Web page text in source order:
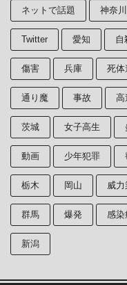
ネットで話題 神奈川
Twitter 愛知 自
傷害 兵庫 死体
通り魔 事故 高
茨城 女子高生
動画 少年犯罪
栃木 岡山 威
群馬 爆発 感染
新潟